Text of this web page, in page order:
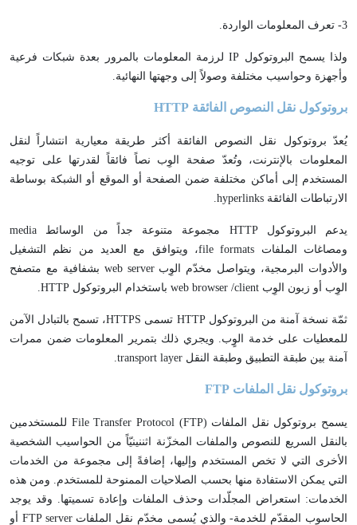
3- تعرف المعلومات الواردة.
ولذا يسمح البروتوكول IP لرزمة المعلومات بالمرور بعدة شبكات فرعية
وأجهزة وحواسيب مختلفة وصولاً إلى وجهتها النهائية.
بروتوكول نقل النصوص الفائقة HTTP
يُعدّ بروتوكول نقل النصوص الفائقة أكثر طريقة معيارية انتشاراً لنقل
المعلومات بالإنترنت، وتُعدّ صفحة الوِب نصاً فائقاً لقدرتها على توجيه
المستخدم إلى أماكن مختلفة ضمن الصفحة أو الموقع أو الشبكة بوساطة
الارتباطات الفائقة hyperlinks.
يدعم البروتوكول HTTP مجموعة متنوعة جداً من الوسائط media
ومصاغات الملفات file formats، ويتوافق مع العديد من نظم التشغيل
والأدوات البرمجية، ويتواصل مخدّم الوِب web server بشفافية مع متصفح
الوِب أو زبون الوِب web browser /client باستخدام البروتوكول HTTP.
ثمّة نسخة آمنة من البروتوكول HTTP تسمى HTTPS، تسمح بالتبادل الآمن
للمعطيات على خدمة الوٍب. ويجري ذلك بتمرير المعلومات ضمن ممرات
آمنة بين طبقة التطبيق وطبقة النقل transport layer.
بروتوكول نقل الملفات FTP
يسمح بروتوكول نقل الملفات File Transfer Protocol (FTP) للمستخدمين
بالنقل السريع للنصوص والملفات المخزّنة اثننينيّاً من الحواسيب الشخصية
الأخرى التي لا تخص المستخدم وإليها، إضافةً إلى مجموعة من الخدمات
التي يمكن الاستفادة منها بحسب الصلاحيات الممنوحة للمستخدم. ومن هذه
الخدمات: استعراض المجلّدات وحذف الملفات وإعادة تسميتها. وقد يوجد
الحاسوب المقدّم للخدمة- والذي يُسمى مخدّم نقل الملفات FTP server أو